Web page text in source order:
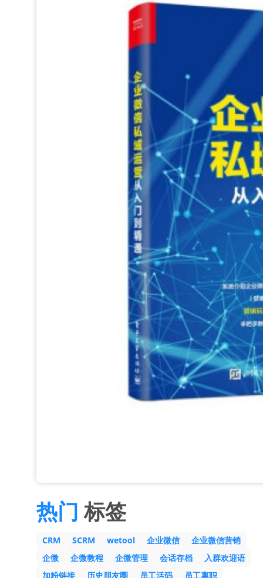
热门 标签
CRM SCRM wetool 企业微信
企业微信营销
企微
企微教程 企微管理 会话存档
入群欢迎语
加粉链接
历史朋友圈 员工活码
员工离职